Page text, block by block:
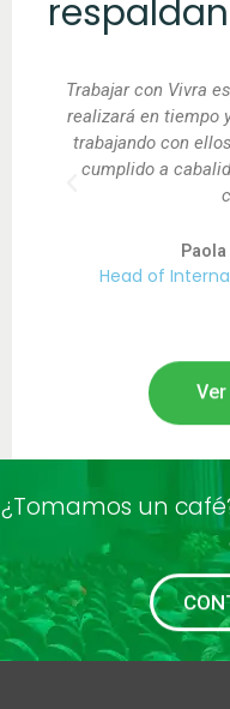
respaldan
Vivra
eficiente. Nuestra
profesional y
teníamos
¿Tomamos un